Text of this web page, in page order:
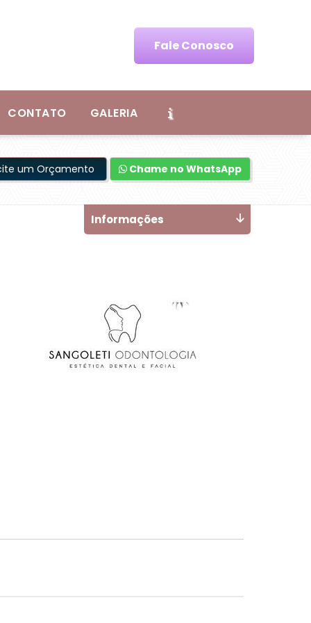
Fale Conosco
CONTATO GALERIA
um Orçamento Chame no WhatsApp
Informações